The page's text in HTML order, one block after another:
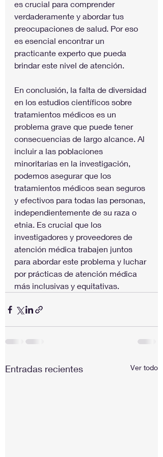
es crucial para comprender
verdaderamente y abordar tus
preocupaciones de salud. Por eso
es esencial encontrar un
practicante experto que pueda
brindar este nivel de atención.
En conclusión, la falta de diversidad
en los estudios científicos sobre
tratamientos médicos es un
problema grave que puede tener
consecuencias de largo alcance. Al
incluir a las poblaciones
minoritarias en la investigación,
podemos asegurar que los
tratamientos médicos sean seguros
y efectivos para todas las personas,
independientemente de su raza o
etnia. Es crucial que los
investigadores y proveedores de
atención médica trabajen juntos
para abordar este problema y luchar
por prácticas de atención médica
más inclusivas y equitativas.
Entradas recientes Ver todo